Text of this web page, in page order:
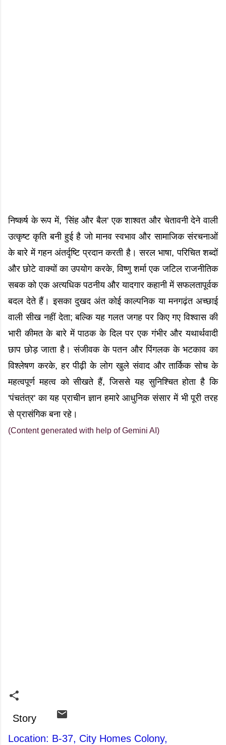
निष्कर्ष के रूप में, 'सिंह और बैल' एक शाश्वत और चेतावनी देने वाली
उत्कृष्ट कृति बनी हुई है जो मानव स्वभाव और सामाजिक संरचनाओं
के बारे में गहन अंतर्दृष्टि प्रदान करती है। सरल भाषा, परिचित शब्दों
और छोटे वाक्यों का उपयोग करके, विष्णु शर्मा एक जटिल राजनीतिक
सबक को एक अत्यधिक पठनीय और यादगार कहानी में सफलतापूर्वक
बदल देते हैं। इसका दुखद अंत कोई काल्पनिक या मनगढ़ंत अच्छाई
वाली सीख नहीं देता; बल्कि यह गलत जगह पर किए गए विश्वास की
भारी कीमत के बारे में पाठक के दिल पर एक गंभीर और यथार्थवादी
छाप छोड़ जाता है। संजीवक के पतन और पिंगलक के भटकाव का
विश्लेषण करके, हर पीढ़ी के लोग खुले संवाद और तार्किक सोच के
महत्वपूर्ण महत्व को सीखते हैं, जिससे यह सुनिश्चित होता है कि
'पंचतंत्र' का यह प्राचीन ज्ञान हमारे आधुनिक संसार में भी पूरी तरह
से प्रासंगिक बना रहे।
(Content generated with help of Gemini AI)
Story
Location: B-37, City Homes Colony,